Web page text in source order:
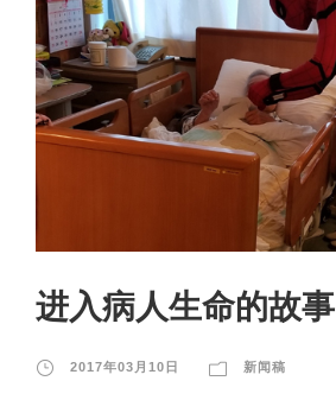
进入病人生命的故事
2017年03月10日 新闻稿